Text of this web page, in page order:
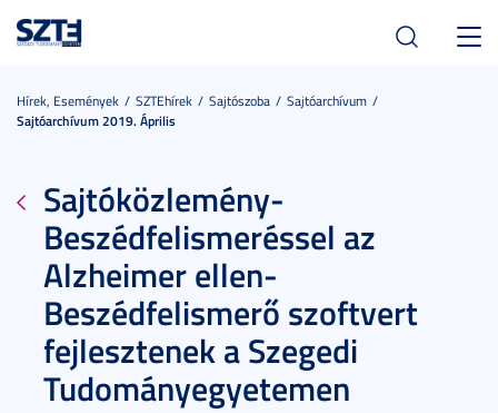
Hírek, Események SZTEhírek Sajtószoba
Sajtóarchívum
Sajtóarchívum 2019. Április
Sajtóközlemény-
Beszédfelismeréssel az
Alzheimer ellen-
Beszédfelismerő szoftvert
fejlesztenek a Szegedi
Tudományegyetemen